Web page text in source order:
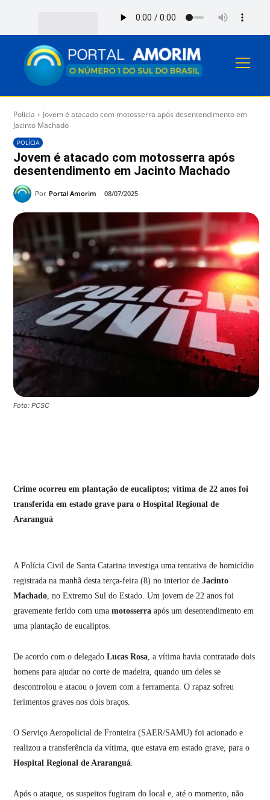
Polícia
Jovem é atacado com motosserra após desentendimento em
Jacinto Machado
POLÍCIA
Jovem é atacado com motosserra após
desentendimento em Jacinto Machado
Por Portal Amorim 08/07/2025
Foto: PCSC
Crime ocorreu em plantação de eucaliptos; vítima de 22 anos foi
transferida em estado grave para o Hospital Regional de
Araranguá
A Polícia Civil de Santa Catarina investiga uma tentativa de homicídio
registrada na manhã desta terça-feira (8) no interior de Jacinto
Machado, no Extremo Sul do Estado. Um jovem de 22 anos foi
gravemente ferido com uma motosserra após um desentendimento em
uma plantação de eucaliptos.
De acordo com o delegado Lucas Rosa, a vítima havia contratado dois
homens para ajudar no corte de madeira, quando um deles se
descontrolou e atacou o jovem com a ferramenta. O rapaz sofreu
ferimentos graves nos dois braços.
O Serviço Aeropolicial de Fronteira (SAER/SAMU) foi acionado e
realizou a transferência da vítima, que estava em estado grave, para o
Hospital Regional de Araranguá.
Após o ataque, os suspeitos fugiram do local e, até o momento, não